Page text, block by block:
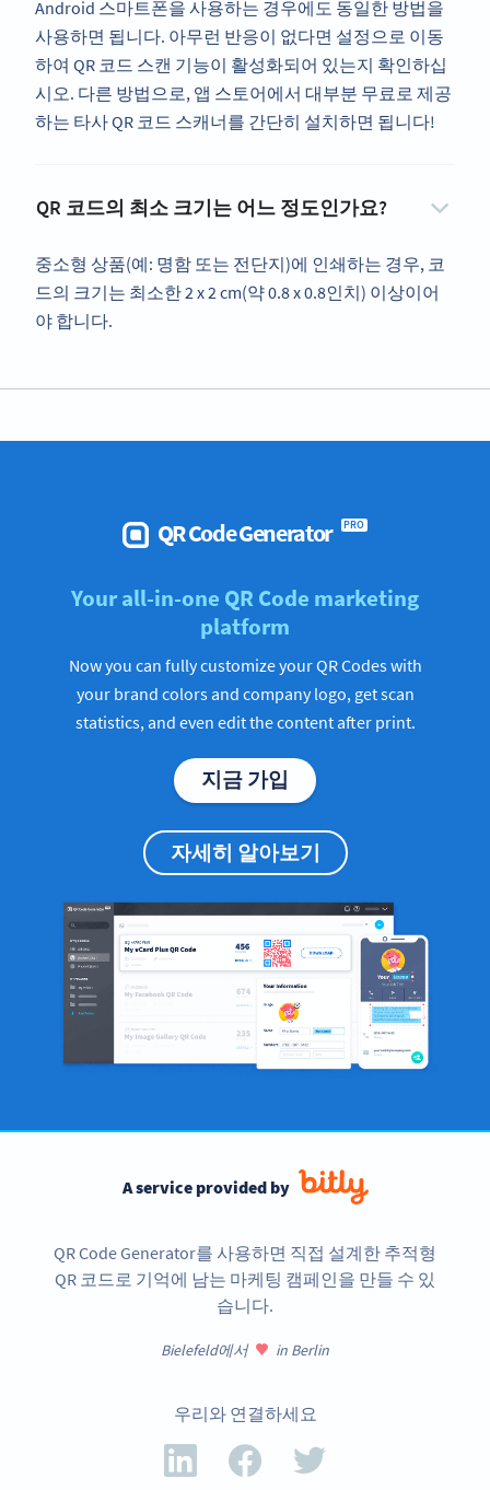
Android 스마트폰을 사용하는 경우에도 동일한 방법을
사용하면 됩니다. 아무런 반응이 없다면 설정으로 이동
하여 QR 코드 스캔 기능이 활성화되어 있는지 확인하십
시오. 다른 방법으로, 앱 스토어에서 대부분 무료로 제공
하는 타사 QR 코드 스캐너를 간단히 설치하면 됩니다!
QR 코드의 최소 크기는 어느 정도인가요?
중소형 상품(예: 명함 또는 전단지)에 인쇄하는 경우, 코
드의 크기는 최소한 2 x 2 cm(약 0.8 x 0.8인치) 이상이어
야 합니다.
QR Code Generator PRO
Your all-in-one QR Code marketing
platform
Now you can fully customize your QR Codes with
your brand colors and company logo, get scan
statistics, and even edit the content after print.
지금 가입
자세히 알아보기
A service provided by
QR Code Generator를 사용하면 직접 설계한 추적형
QR 코드로 기억에 남는 마케팅 캠페인을 만들 수 있
습니다.
Bielefeld에서 in Berlin
우리와 연결하세요